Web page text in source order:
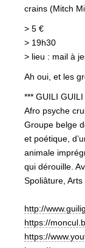
crains (Mitch
> 5 €
> 19h30
> lieu : mail à
Ah oui, et les
*** GUILI
Afro psyche
Groupe belge
et poétique,
animale
qui dérouille.
Spoliâture, Arts
http://
https://
https://